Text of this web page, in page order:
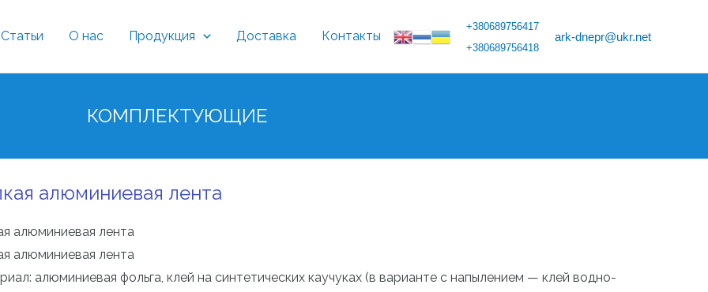
Статьи О нас Продукция Доставка Контакты
+380689756417
+380689756418
ark-dnepr@ukr.net
КОМПЛЕКТУЮЩИЕ
алюминиевая лента
алюминиевая лента
алюминиевая лента
алюминиевая фольга, клей на синтетических каучуках (в варианте с напылением — клей водно-